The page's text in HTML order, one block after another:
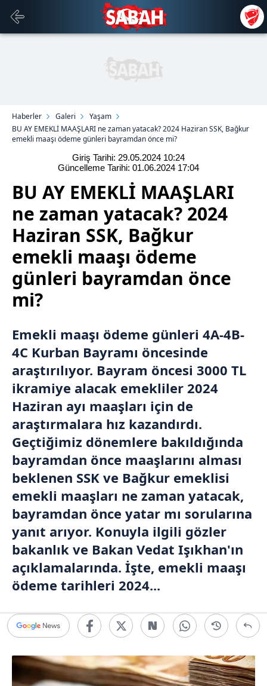
Haberler Galeri
Yaşam
BU AY EMEKLİ MAAŞLARI ne zaman yatacak? 2024 Haziran SSK, Bağkur
emekli maaşı ödeme günleri bayramdan önce mi?
Giriş Tarihi: 29.05.2024 10:24
Güncelleme Tarihi: 01.06.2024 17:04
BU AY EMEKLİ MAAŞLARI
ne zaman yatacak? 2024
Haziran SSK, Bağkur
emekli maaşı ödeme
günleri bayramdan önce
mi?
Emekli maaşı ödeme günleri 4A-4B-
4C Kurban Bayramı öncesinde
araştırılıyor. Bayram öncesi 3000 TL
ikramiye alacak emekliler 2024
Haziran ayı maaşları için de
araştırmalara hız kazandırdı.
Geçtiğimiz dönemlere bakıldığında
bayramdan önce maaşlarını alması
beklenen SSK ve Bağkur emeklisi
emekli maaşları ne zaman yatacak,
bayramdan önce yatar mı sorularına
yanıt arıyor. Konuyla ilgili gözler
bakanlık ve Bakan Vedat Işıkhan'ın
açıklamalarında. İşte, emekli maaşı
ödeme tarihleri 2024...